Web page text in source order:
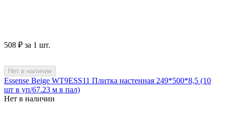
‍508‍ ₽ за 1 шт.
Нет в наличии
Essense Beige WT9ESS11 Плитка настенная 249*500*8,5 (10
шт в уп/67.23 м в пал)
Нет в наличии